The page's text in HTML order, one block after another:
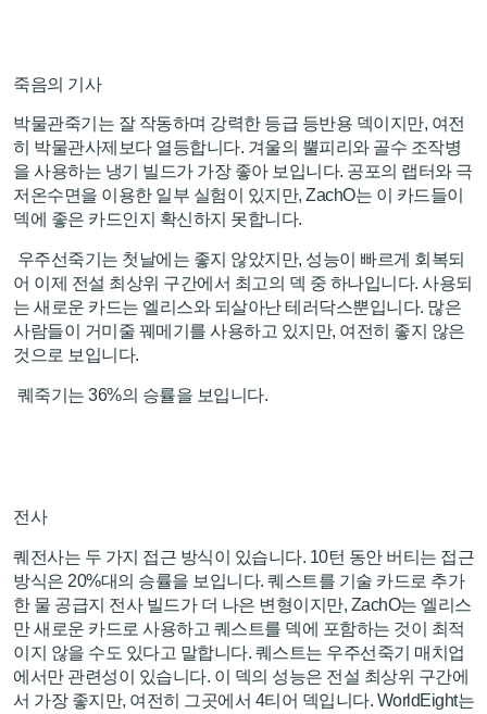
죽음의 기사
박물관죽기는 잘 작동하며 강력한 등급 등반용 덱이지만, 여전
히 박물관사제보다 열등합니다. 겨울의 뿔피리와 골수 조작병
을 사용하는 냉기 빌드가 가장 좋아 보입니다. 공포의 랩터와 극
저온수면을 이용한 일부 실험이 있지만, ZachO는 이 카드들이
덱에 좋은 카드인지 확신하지 못합니다.
우주선죽기는 첫날에는 좋지 않았지만, 성능이 빠르게 회복되
어 이제 전설 최상위 구간에서 최고의 덱 중 하나입니다. 사용되
는 새로운 카드는 엘리스와 되살아난 테러닥스뿐입니다. 많은
사람들이 거미줄 꿰메기를 사용하고 있지만, 여전히 좋지 않은
것으로 보입니다.
퀘죽기는 36%의 승률을 보입니다.
전사
퀘전사는 두 가지 접근 방식이 있습니다. 10턴 동안 버티는 접근
방식은 20%대의 승률을 보입니다. 퀘스트를 기술 카드로 추가
한 물 공급지 전사 빌드가 더 나은 변형이지만, ZachO는 엘리스
만 새로운 카드로 사용하고 퀘스트를 덱에 포함하는 것이 최적
이지 않을 수도 있다고 말합니다. 퀘스트는 우주선죽기 매치업
에서만 관련성이 있습니다. 이 덱의 성능은 전설 최상위 구간에
서 가장 좋지만, 여전히 그곳에서 4티어 덱입니다. WorldEight는